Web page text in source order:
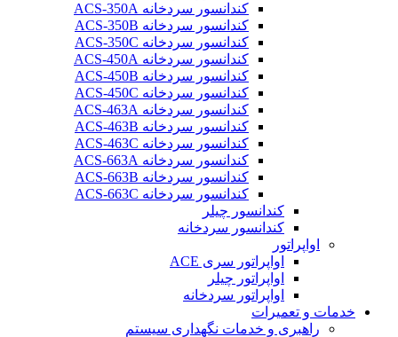
کندانسور سردخانه ACS-350A
کندانسور سردخانه ACS-350B
کندانسور سردخانه ACS-350C
کندانسور سردخانه ACS-450A
کندانسور سردخانه ACS-450B
کندانسور سردخانه ACS-450C
کندانسور سردخانه ACS-463A
کندانسور سردخانه ACS-463B
کندانسور سردخانه ACS-463C
کندانسور سردخانه ACS-663A
کندانسور سردخانه ACS-663B
کندانسور سردخانه ACS-663C
کندانسور چیلر
کندانسور سردخانه
اواپراتور
اواپراتور سری ACE
اواپراتور چیلر
اواپراتور سردخانه
خدمات و تعمیرات
راهبری و خدمات نگهداری سیستم